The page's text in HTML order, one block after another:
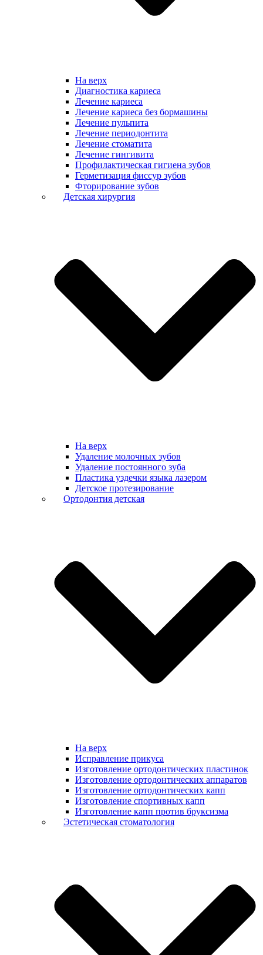
На верх
Диагностика кариеса
Лечение кариеса
Лечение кариеса без бормашины
Лечение пульпита
Лечение периодонтита
Лечение стоматита
Лечение гингивита
Профилактическая гигиена зубов
Герметизация фиссур зубов
Фторирование зубов
Детская хирургия
На верх
Удаление молочных зубов
Удаление постоянного зуба
Пластика уздечки языка лазером
Детское протезирование
Ортодонтия детская
На верх
Исправление прикуса
Изготовление ортодонтических пластинок
Изготовление ортодонтических аппаратов
Изготовление ортодонтических капп
Изготовление спортивных капп
Изготовление капп против бруксизма
Эстетическая стоматология